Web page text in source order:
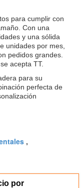
para cumplir con
Con una
y una sólida
unidades por mes,
pedidos grandes.
acepta TT.
para su
perfecta de
,
por